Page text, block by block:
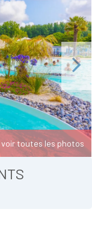
Next
voir toutes les photos